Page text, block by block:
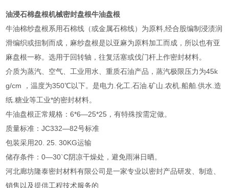
油浸石棉盘根机械密封盘根牛油盘根
牛油棉纱盘根系用石棉线（或金属石棉线）为原料,经合股编制浸渍润
滑编织或扭制而成，麻纱盘根是以亚麻为原料加工而成，所以也有亚
麻盘根一称。选用于回转轴，往复活塞或伐门杆上作密封材料。
介质为蒸汽、空气、工业用水、重质石油产品，蒸汽极限压力为45k
g/cm ，温度为350℃以下。是电力.化工.石油.矿山.农机.船舶.供水.造
纸.糖业等工业*的密封材料。
牛油盘根正常规格：6*6—25*25，有特殊按需定做。
质量标准：JC332—82号标准
包装采用20. 25. 30KG运输
储存条件：0—30`C阴凉干燥处，避免雨淋日晒。
河北廊坊隆泰密封材料有限公司是一家专业以密封产品研发、制造、
销售以及提供工程技术服务的